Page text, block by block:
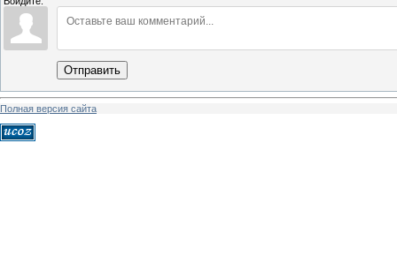
Отправить
Полная версия сайта